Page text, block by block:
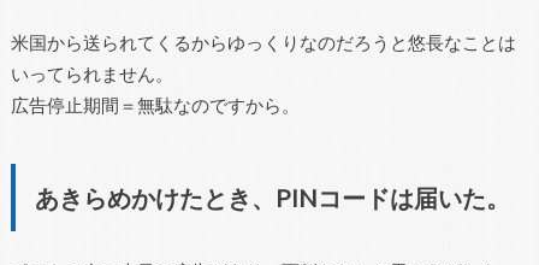
米国から送られてくるからゆっくりなのだろうと悠長なことは
いってられません。
広告停止期間＝無駄なのですから。
あきらめかけたとき、PINコードは届いた。